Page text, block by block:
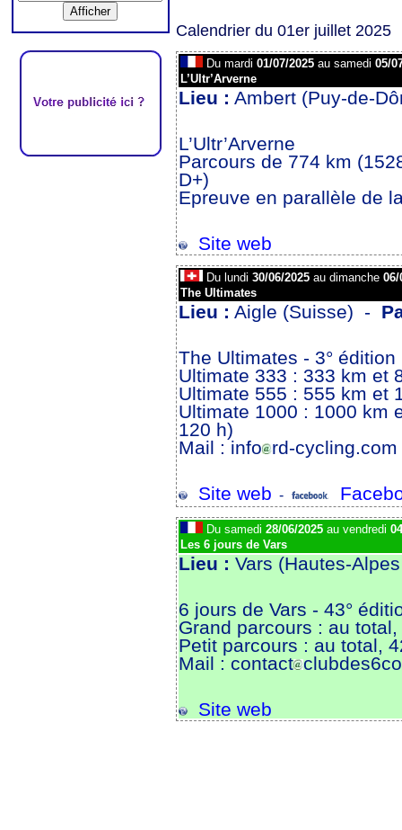
Calendrier du 01er juillet 2025
Du mardi 01/07/2025au samedi 05/
L’Ultr’Arverne
Lieu : Ambert (Puy-de-
L’Ultr’Arverne
Parcours de 774 km
D+)
Epreuve en parallèle de
Site web
Du lundi 30/06/2025au dimanche 06/
The Ultimates
Lieu : Aigle (Suisse) -
The Ultimates - 3° édition
Ultimate 333 : 333 km et
Ultimate 555 : 555 km et
Ultimate 1000 : 1000 km
120 h)
Mail : info rd-cycling.com
Site web -
Du samedi 28/06/2025au vendredi
Les 6 jours de Vars
Lieu : Vars (Hautes-
6 jours de Vars - 43°
Grand parcours : au
Petit parcours : au total,
Mail : contact
Site web